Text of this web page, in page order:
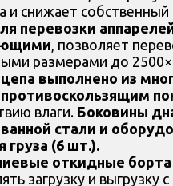
и снижает собственный
перевозки
, позволяет
размерами до
выполнено из
влаги. Боковины
стали и
груза (6 шт.).
откидные борта
загрузку и